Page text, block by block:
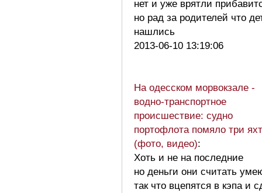
нет и уже врятли
но рад за родителей что
нашлись
2013-06-10 13:19:06
На одесском морвокзале -
водно-транспортное
происшествие: судно
портофлота помяло три
(фото, видео):
Хоть и не на последние
но деньги они считать
так что вцепятся в кэпа и